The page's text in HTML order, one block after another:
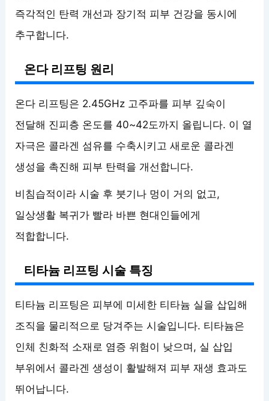
즉각적인 탄력 개선과 장기적 피부 건강을 동시에
추구합니다.
온다 리프팅 원리
온다 리프팅은 2.45GHz 고주파를 피부 깊숙이
전달해 진피층 온도를 40~42도까지 올립니다. 이 열
자극은 콜라겐 섬유를 수축시키고 새로운 콜라겐
생성을 촉진해 피부 탄력을 개선합니다.
비침습적이라 시술 후 붓기나 멍이 거의 없고,
일상생활 복귀가 빨라 바쁜 현대인들에게
적합합니다.
티타늄 리프팅 시술 특징
티타늄 리프팅은 피부에 미세한 티타늄 실을 삽입해
조직을 물리적으로 당겨주는 시술입니다. 티타늄은
인체 친화적 소재로 염증 위험이 낮으며, 실 삽입
부위에서 콜라겐 생성이 활발해져 피부 재생 효과도
뛰어납니다.